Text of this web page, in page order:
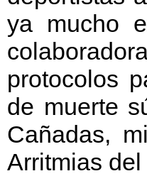
ya mucho
protocolos
de muerte
Cañadas,
Arritmias